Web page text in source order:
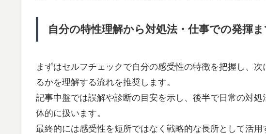
自分の特性理解から対処法・仕事での発揮
まずはセルフチェックで自分の感受性の特徴を把握し、
るかを理解する流れを推奨します。
記事中盤では誤解や診断の目安を示し、後半で日常の対
体的に扱います。
最終的には感受性を短所ではなく戦略的な長所として活用